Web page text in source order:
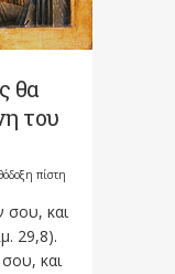
θα
του
πίστη
σου, και
29,8).
και